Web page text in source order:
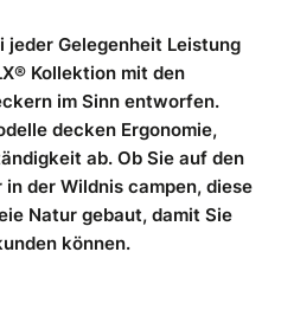
Gelegenheit Leistung
Kollektion mit den
im Sinn entworfen.
decken Ergonomie,
ab. Ob Sie auf den
der Wildnis campen, diese
Natur gebaut, damit Sie
können.